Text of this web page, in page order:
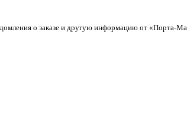
о заказе и другую информацию от «Порта-